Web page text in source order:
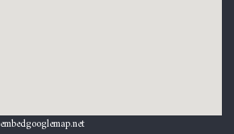
embedgooglemap.net